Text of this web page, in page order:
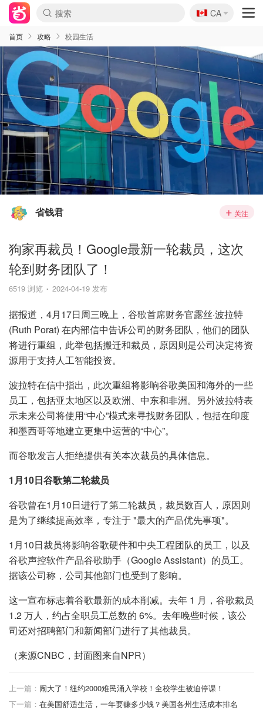
🇨🇦
CA
首页 攻略 校园生活
省钱君 关注
狗家再裁员！Google最新一轮裁员，这次
轮到财务团队了！
6519 浏览 2024-04-19 发布
据报道，4月17日周三晚上，谷歌首席财务官露丝·波拉特
(Ruth Porat) 在内部信中告诉公司的财务团队，他们的团队
将进行重组，此举包括搬迁和裁员，原因则是公司决定将资
源用于支持人工智能投资。
波拉特在信中指出，此次重组将影响谷歌美国和海外的一些
员工，包括亚太地区以及欧洲、中东和非洲。另外波拉特表
示未来公司将使用“中心”模式来寻找财务团队，包括在印度
和墨西哥等地建立更集中运营的“中心”。
而谷歌发言人拒绝提供有关本次裁员的具体信息。
1月10日谷歌第二轮裁员
谷歌曾在1月10日进行了第二轮裁员，裁员数百人，原因则
是为了继续提高效率，专注于 "最大的产品优先事项"。
1月10日裁员将影响谷歌硬件和中央工程团队的员工，以及
谷歌声控软件产品谷歌助手（Google Assistant）的员工。
据该公司称，公司其他部门也受到了影响。
这一宣布标志着谷歌最新的成本削减。去年 1 月，谷歌裁员
1.2 万人，约占全职员工总数的 6%。去年晚些时候，该公
司还对招聘部门和新闻部门进行了其他裁员。
（来源CNBC，封面图来自NPR）
上一篇： 闹大了！纽约2000难民涌入学校！全校学生被迫停课！
下一篇： 在美国舒适生活，一年要赚多少钱？美国各州生活成本排名